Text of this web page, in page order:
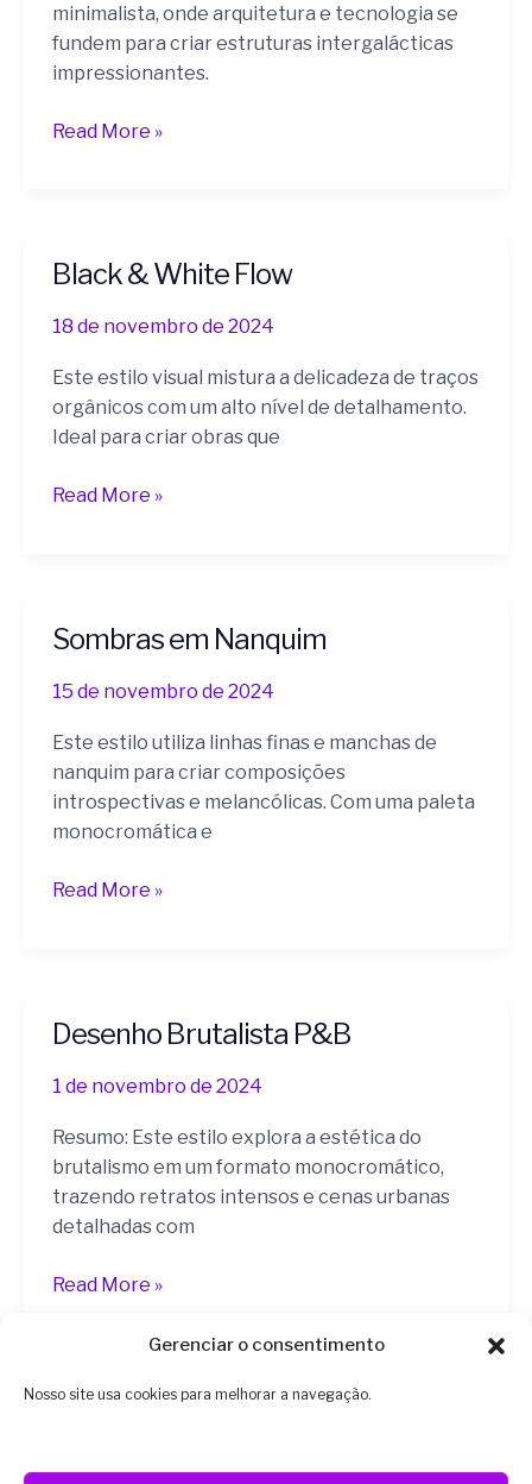
Gerenciar o consentimento
Nosso site usa cookies para melhorar a navegação.
minimalista, onde arquitetura e tecnologia se
fundem para criar estruturas intergalácticas
impressionantes.
Read More »
Black & White Flow
18 de novembro de 2024
Este estilo visual mistura a delicadeza de traços
orgânicos com um alto nível de detalhamento.
Ideal para criar obras que
Black
White
Read More »
Sombras em Nanquim
15 de novembro de 2024
Este estilo utiliza linhas finas e manchas de
nanquim para criar composições
introspectivas e melancólicas. Com uma paleta
monocromática e
Sombras
Nanquim
Read More »
Desenho Brutalista P&B
1 de novembro de 2024
Resumo: Este estilo explora a estética do
brutalismo em um formato monocromático,
trazendo retratos intensos e cenas urbanas
detalhadas com
Desenho
P&B
Read More »